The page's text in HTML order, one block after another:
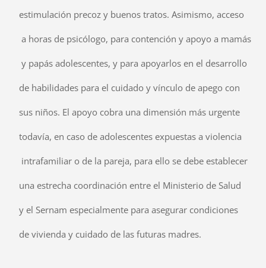
estimulación precoz y buenos tratos. Asimismo, acceso
a horas de psicólogo, para contención y apoyo a mamás
y papás adolescentes, y para apoyarlos en el desarrollo
de habilidades para el cuidado y vínculo de apego con
sus niños. El apoyo cobra una dimensión más urgente
todavía, en caso de adolescentes expuestas a violencia
intrafamiliar o de la pareja, para ello se debe establecer
una estrecha coordinación entre el Ministerio de Salud
y el Sernam especialmente para asegurar condiciones
de vivienda y cuidado de las futuras madres.